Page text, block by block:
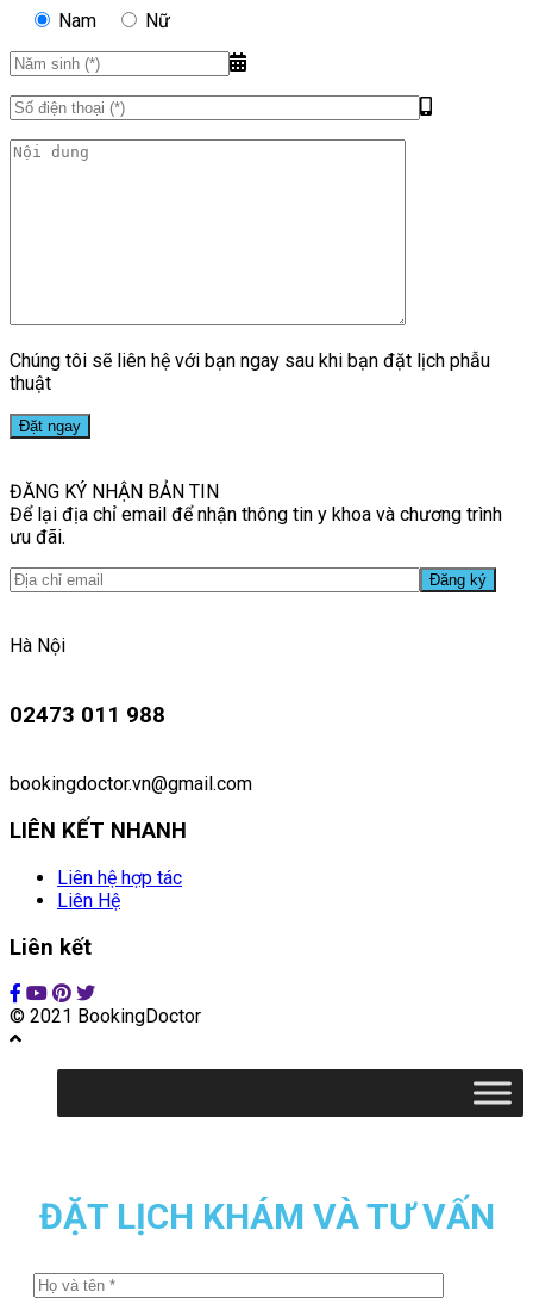
Nam Nữ
Chúng tôi sẽ liên hệ với bạn ngay sau khi bạn đặt lịch phẫu
thuật
ĐĂNG KÝ NHẬN BẢN TIN
Để lại địa chỉ email để nhận thông tin y khoa và chương trình
ưu đãi.
Hà Nội
02473 011 988
bookingdoctor.vn@gmail.com
LIÊN KẾT NHANH
Liên hệ hợp tác
Liên Hệ
Liên kết
© 2021 BookingDoctor
ĐẶT LỊCH KHÁM VÀ TƯ VẤN